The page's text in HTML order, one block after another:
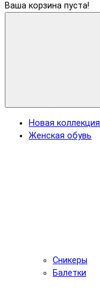
Ваша корзина пуста!
Новая коллекция
Женская обувь
Сникеры
Балетки